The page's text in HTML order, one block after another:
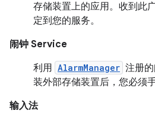
存储装置上的应用。 收到此
定到您的服务。
闹钟 Service
利用 AlarmManager 注册
装外部存储装置后，您必须
输入法